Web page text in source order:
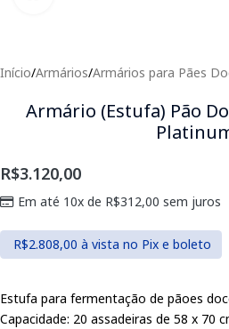
Início/Armários/Armários para Pães
Armário (Estufa) Pão
R$3.120,00
Em até 10x de R$312,00 sem juros
R$2.808,00 à vista no Pix e boleto
Estufa para fermentação de pãoes
Capacidade: 20 assadeiras de 58 x 70